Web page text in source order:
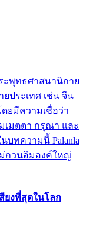
ะพุทธศาสนานิกาย
ประเทศ เช่น จีน
ยมีความเชื่อว่า
มตตา กรุณา และ
บทความนี้ Palanla
ม่กวนอิมองค์ใหญ่
ยงที่สุดในโลก